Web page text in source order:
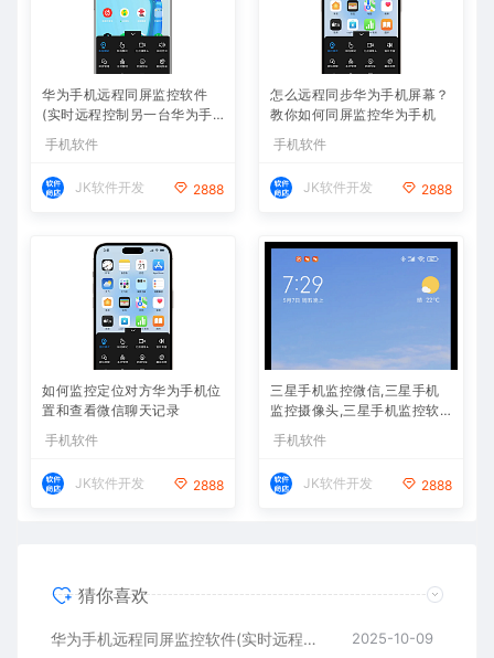
华为手机远程同屏监控软件
(实时远程控制另一台华为手
手机软件
JK软件开发 2888
怎么远程同步华为手机屏幕？
教你如何同屏监控华为手机
手机软件
JK软件开发 2888
如何监控定位对方华为手机位
置和查看微信聊天记录
手机软件
JK软件开发 2888
三星手机监控微信,三星手机
监控摄像头,三星手机监控软
件APP下载
手机软件
JK软件开发 2888
猜你喜欢
华为手机远程同屏监控软件(实时远程控制另一台华为手机) 2025-10-09